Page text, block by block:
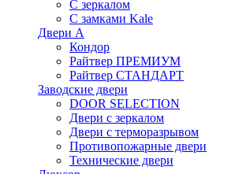
С зеркалом
С замками Kale
Двери А
Кондор
Райтвер ПРЕМИУМ
Райтвер СТАНДАРТ
Заводские двери
DOOR SELECTION
Двери с зеркалом
Двери с терморазрывом
Противопожарные двери
Технические двери